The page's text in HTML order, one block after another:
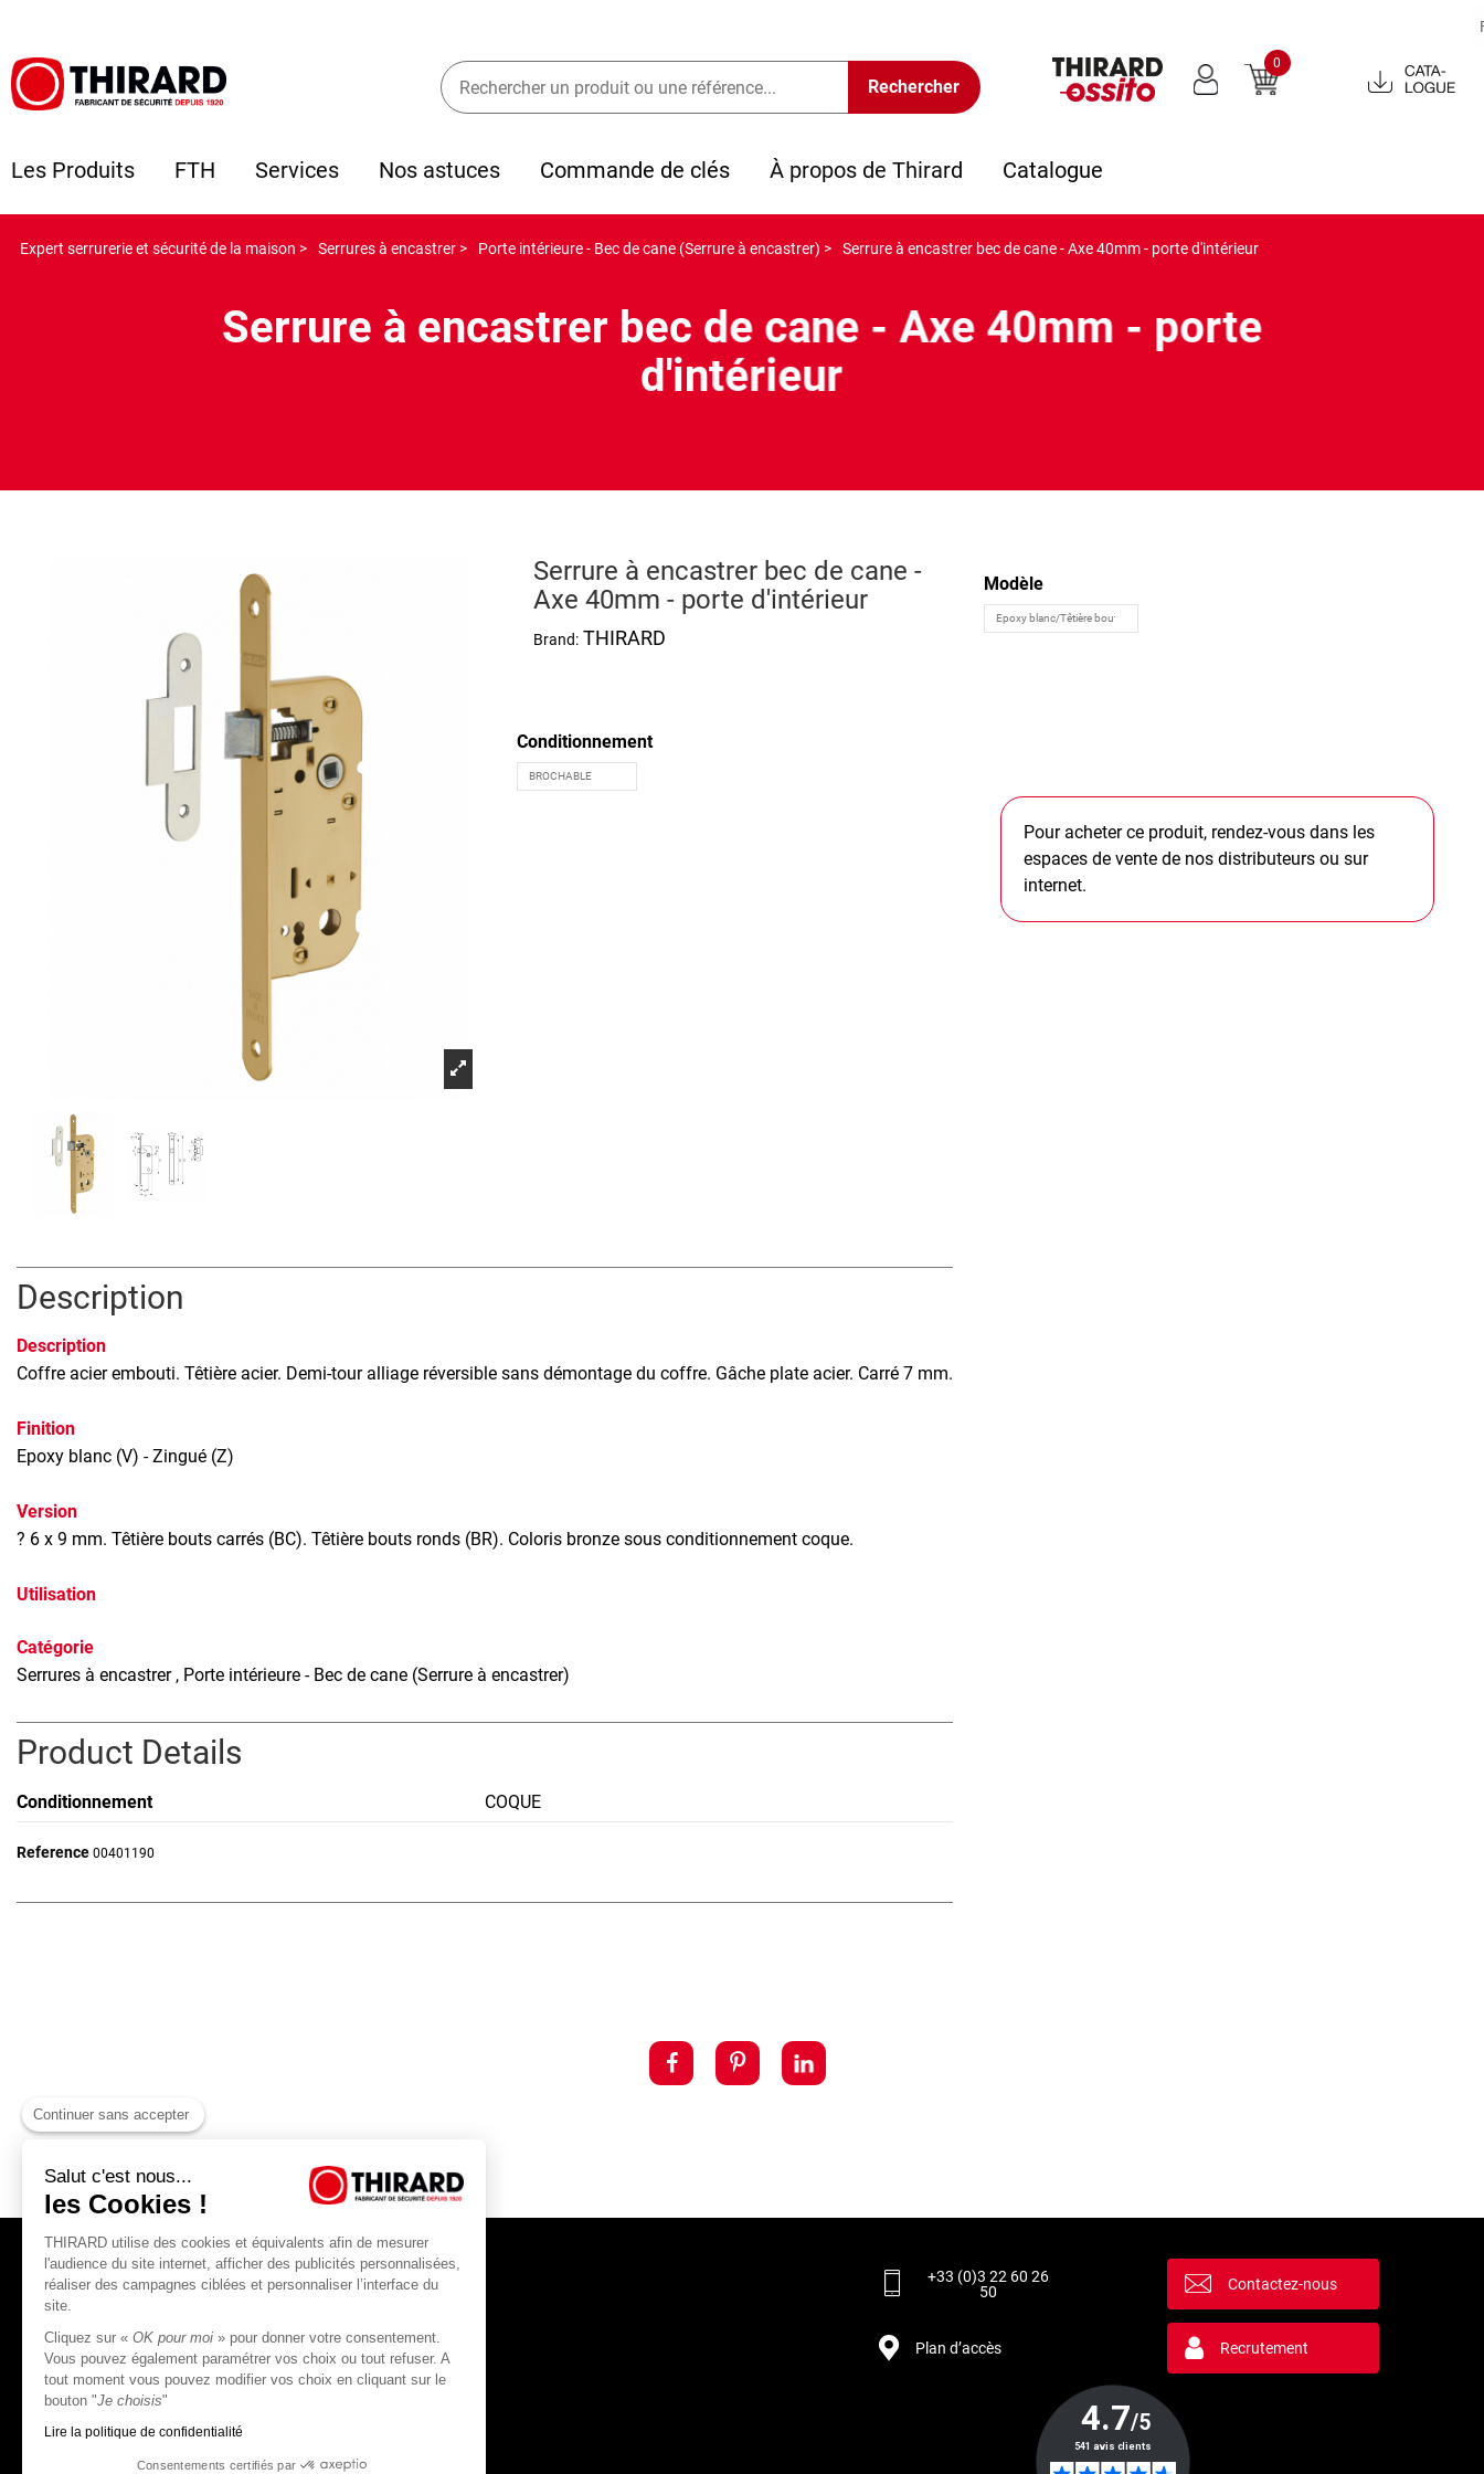
0
Catalogue
2022
Les Produits FTH Services Nos astuces Commande de clés À propos de Thirard Catalogue
Expert serrurerie et sécurité de la maison > Serrures à encastrer > Porte intérieure - Bec de cane (Serrure à encastrer) > Serrure à encastrer bec de cane - Axe 40mm - porte d'intérieur
Serrure à encastrer bec de cane - Axe 40mm - porte
d'intérieur
Serrure à encastrer bec de cane -
Axe 40mm - porte d'intérieur
Brand: THIRARD
Modèle
Conditionnement
Pour acheter ce produit, rendez-vous dans les
espaces de vente de nos distributeurs ou sur
internet.
Description
Description
Coffre acier embouti. Têtière acier. Demi-tour alliage réversible sans démontage du coffre. Gâche plate acier. Carré 7 mm.
Finition
Epoxy blanc (V) - Zingué (Z)
Version
? 6 x 9 mm. Têtière bouts carrés (BC). Têtière bouts ronds (BR). Coloris bronze sous conditionnement coque.
Utilisation
Catégorie
Serrures à encastrer , Porte intérieure - Bec de cane (Serrure à encastrer)
Product Details
Conditionnement COQUE
Reference 00401190
THIRARD S.A.S
45, rue Jean Jaurès
80390 Fressenneville
CS 60004 France
+33 (0)3 22 60 26
50
Contactez-nous
Plan d’accès Recrutement
Continuer sans accepter
Salut c'est nous...
les Cookies !
THIRARD utilise des cookies et équivalents afin de mesurer
l'audience du site internet, afficher des publicités personnalisées,
réaliser des campagnes ciblées et personnaliser l’interface du
site.
Cliquez sur « OK pour moi » pour donner votre consentement.
Vous pouvez également paramétrer vos choix ou tout refuser. A
tout moment vous pouvez modifier vos choix en cliquant sur le
bouton "Je choisis"
Lire la politique de confidentialité
Consentements certifiés par